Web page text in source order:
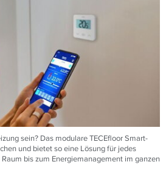
sein? Das modulare TECEfloor Smart-
und bietet so eine Lösung für jedes
bis zum Energiemanagement im ganzen